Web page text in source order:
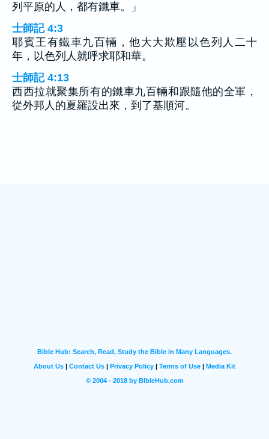
列平原的人，都有鐵車。」
士師記 4:3
耶賓王有鐵車九百輛，他大大欺壓以色列人二十
年，以色列人就呼求耶和華。
士師記 4:13
西西拉就聚集所有的鐵車九百輛和跟隨他的全軍，
從外邦人的夏羅設出來，到了基順河。